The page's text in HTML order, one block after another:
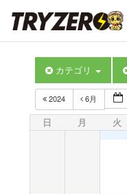
カテゴリ
2024 6月
日 月 火